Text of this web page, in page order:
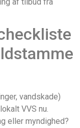
af tilbud fra
vandskade)
VVS nu.
eller myndighed?